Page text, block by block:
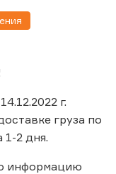
г.
груза по
2 дня.
информацию